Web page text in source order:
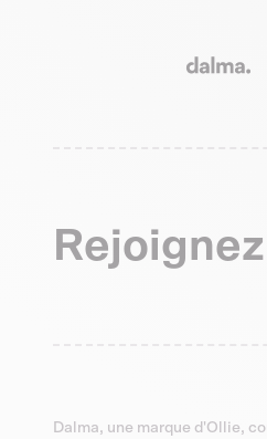
Dalma, une marque d'Ollie,